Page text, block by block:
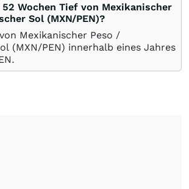
52 Wochen Tief von Mexikanischer
Sol (MXN/PEN)?
Mexikanischer Peso /
(MXN/PEN) innerhalb eines Jahres
.